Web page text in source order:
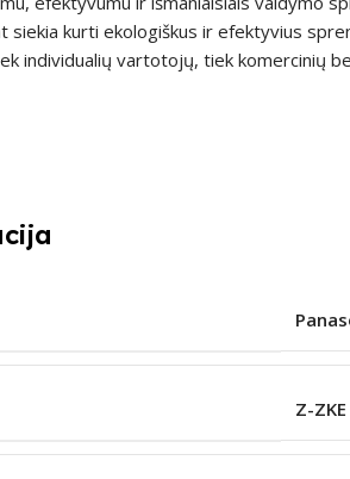
siekia kurti ekologiškus ir efektyvius
individualių vartotojų, tiek komercinių
Z-ZKE